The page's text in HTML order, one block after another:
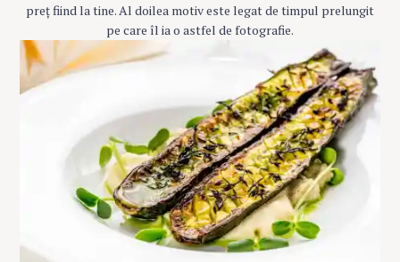
preț fiind la tine. Al doilea motiv este legat de timpul prelungit
pe care îl ia o astfel de fotografie.